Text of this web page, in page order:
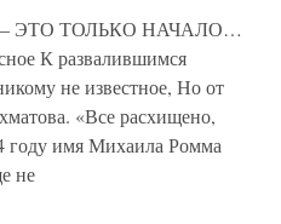
— ЭТО ТОЛЬКО НАЧАЛО…
К развалившимся
не известное, Но от
«Все расхищено,
году имя Михаила Ромма
не